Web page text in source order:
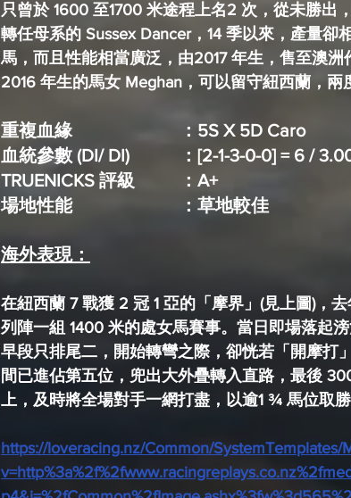
只曾於 1600 至1700 米途程上名2 次，從未勝出
轉任母系的 Sussex Dancer，14 季以來，產量卻
馬，而且性能相當廣泛，由2017 年生，售至澳洲作賽的	Ayahuasca，捷至
2016 年生的馬女 Meghan，可以留守紐西蘭，兩
重複血緣			：5S X 5D Caro
血統參數 (DI/ DI)
：[2-1-3-0-0] = 6 /
TRUENICKS 評級		：A+
場地性能			：草地較佳
海外表現：
在紐西蘭 7 戰獲 2 冠 1 亞的「摩界」(見上圖)，
列陣一組 1400 米的處女馬賽事。當日即場落起
早段只排尾二，開始轉彎之際，卻恍若「開摩打
間已進佔第五位，兜出大外疊轉入直路，最後
上，及時將全場對手一網打盡，以逾1 ¾ 馬位取勝
https://loveracing.nz/Common/SystemTemplates/